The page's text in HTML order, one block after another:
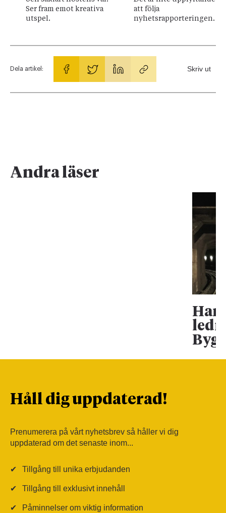
Ser fram emot kreativa
utspel.
att följa
nyhetsrapporteringen.
Dela artikel: Skriv ut
Andra läser
Han
Håll dig uppdaterad!
Prenumerera på vårt nyhetsbrev så håller vi dig
uppdaterad om det senaste inom...
✔ Tillgång till unika erbjudanden
✔ Tillgång till exklusivt innehåll
✔ Påminnelser om viktig information